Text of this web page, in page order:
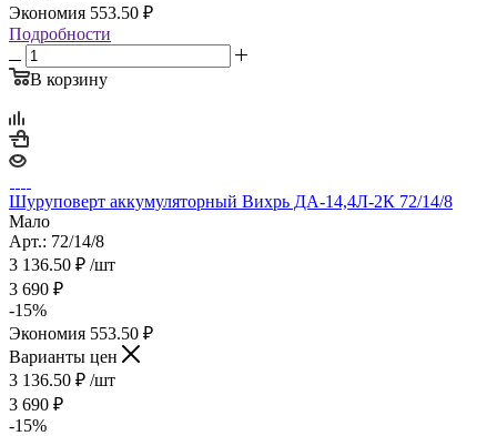
Экономия 553.50 ₽
Подробности
В корзину
Шуруповерт аккумуляторный Вихрь ДА-14,4Л-2К 72/14/8
Мало
Арт.: 72/14/8
3 136.50 ₽ /шт
3 690 ₽
-15%
Экономия 553.50 ₽
Варианты цен
3 136.50 ₽ /шт
3 690 ₽
-15%